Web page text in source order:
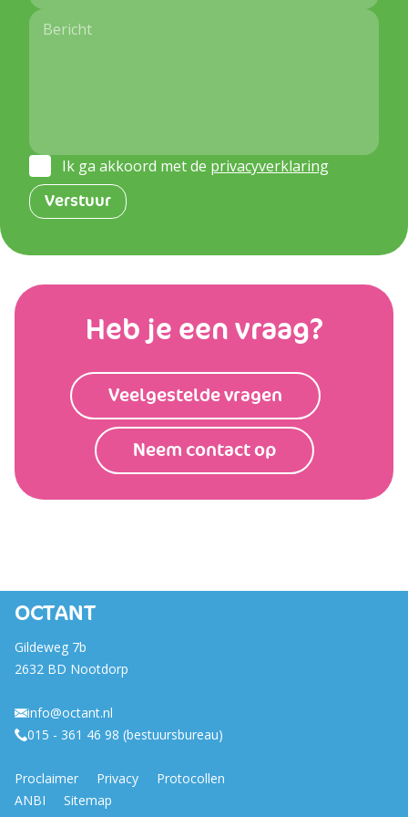
Ik ga akkoord met de privacyverklaring
Heb je een vraag?
Veelgestelde vragen
Neem contact op
OCTANT
Gildeweg 7b
2632 BD Nootdorp
info@octant.nl
015 - 361 46 98 (bestuursbureau)
Proclaimer Privacy
Protocollen
ANBI
Sitemap